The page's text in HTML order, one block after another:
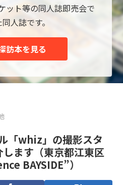
ット等の同人誌即売会で
人誌です。
訪本を見る
「whiz」の撮影スタ
ます（東京都江東区
BAYSIDE”）